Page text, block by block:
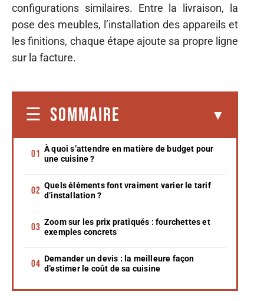
configurations similaires. Entre la livraison, la
pose des meubles, l’installation des appareils et
les finitions, chaque étape ajoute sa propre ligne
sur la facture.
SOMMAIRE
À quoi s’attendre en matière de budget pour
une cuisine ?
Quels éléments font vraiment varier le tarif
d’installation ?
Zoom sur les prix pratiqués : fourchettes et
exemples concrets
Demander un devis : la meilleure façon
d’estimer le coût de sa cuisine